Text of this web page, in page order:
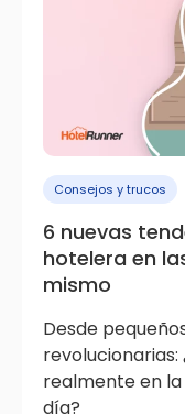
Consejos y trucos
6 nuevas
hotelera en
mismo
Desde
realmente en
día?